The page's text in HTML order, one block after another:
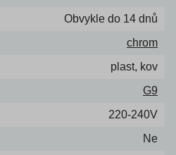
Obvykle do 14 dnů
chrom
plast, kov
G9
220-240V
Ne